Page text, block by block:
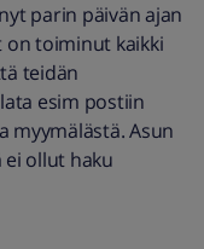
parin päivän ajan
on toiminut kaikki
teidän
esim postiin
myymälästä. Asun
ei ollut haku